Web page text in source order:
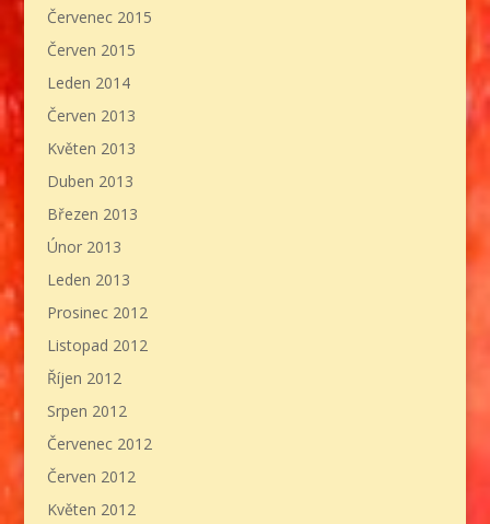
Červenec 2015
Červen 2015
Leden 2014
Červen 2013
Květen 2013
Duben 2013
Březen 2013
Únor 2013
Leden 2013
Prosinec 2012
Listopad 2012
Říjen 2012
Srpen 2012
Červenec 2012
Červen 2012
Květen 2012